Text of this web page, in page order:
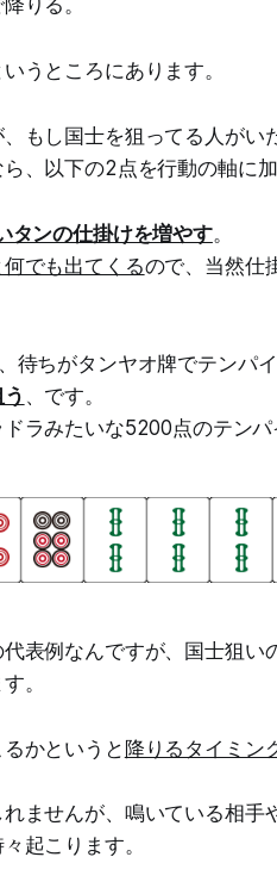
りる。
うところにあります。
もし国士を狙ってる人がい
、以下の2点を行動の軸に加
タンの仕掛けを増やす。
でも出てくるので、当然仕
ちがタンヤオ牌でテンパイ
、です。
ラみたいな5200点のテンパ
表例なんですが、国士狙い
。
かというと 降りるタイミン
ませんが、鳴いている相手
起こります。